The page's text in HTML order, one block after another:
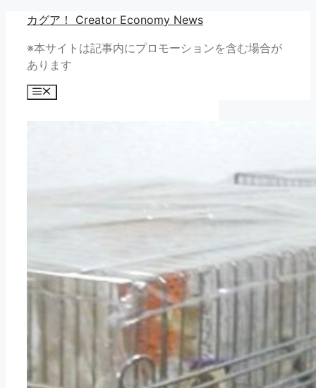
カグア！ Creator Economy News
※本サイトは記事内にプロモーションを含む場合が
あります
メ